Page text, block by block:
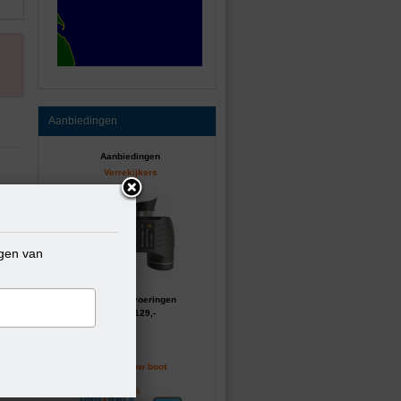
Aanbiedingen
Aanbiedingen
Verrekijkers
Diverse uitvoeringen
vanaf 129,-
Beveilig uw boot
van